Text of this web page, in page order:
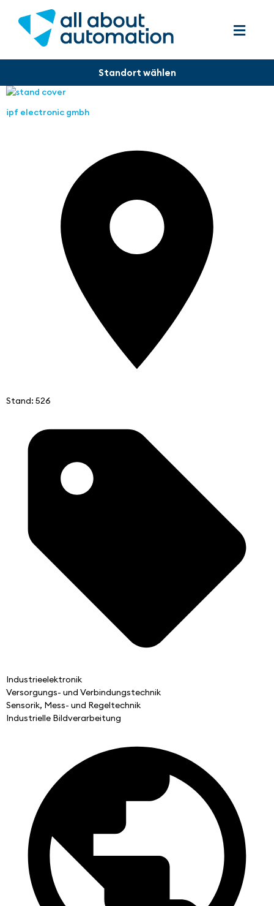
ipf electronic gmbh
Stand: 526
Industrieelektronik
Versorgungs- und Verbindungstechnik
Sensorik, Mess- und Regeltechnik
Industrielle Bildverarbeitung